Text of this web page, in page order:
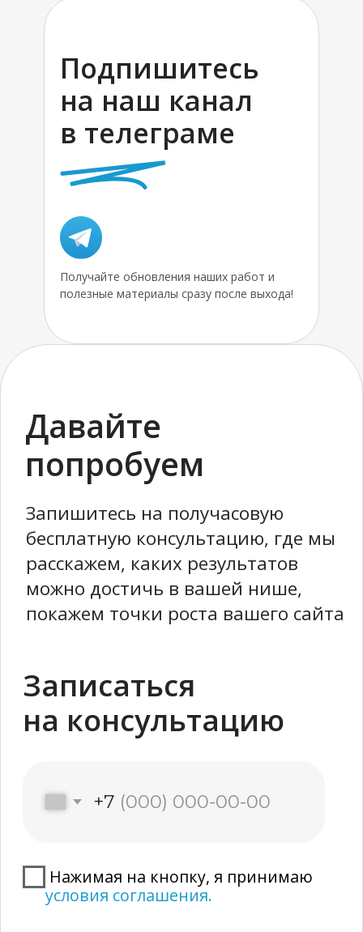
Подпишитесь
на наш канал
в телеграме
Получайте обновления наших работ и
полезные материалы сразу после выхода!